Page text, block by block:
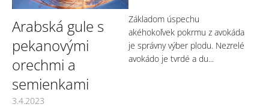
l
n
k
o
v
Arabská gule s
pekanovými
orechmi a
semienkami
3.4.2023
Základom úspechu
akéhokoľvek pokrmu z avokáda
je správny výber plodu. Nezrelé
avokádo je tvrdé a du...